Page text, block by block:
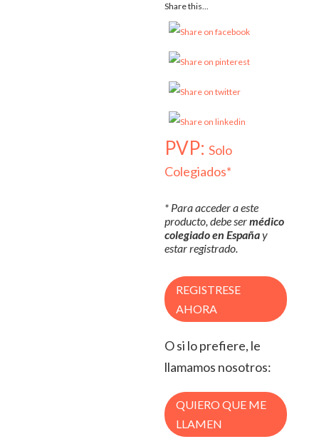
Share this...
PVP:Solo
Colegiados*
* Para acceder a este
producto, debe sermédico
colegiado en Españay
estar registrado.
REGISTRESE
AHORA
O si lo prefiere, le
llamamos nosotros:
QUIERO QUE ME
LLAMEN